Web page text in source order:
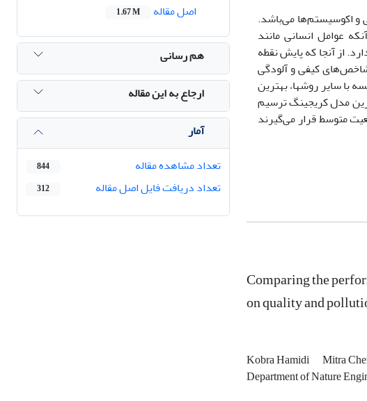
و اکوسیستم‌ها می‌باشد.
عوامل انسانی مانند
از آنجا که پایش نقطه
شاخص‌های کیفی و آلودگی
آب رودخانة کارون از فروردین تا اسفند ماه 1402 در بازة شهرستان باوی پرداخته شد. نتایج نشان داد که روش کریجینگ در مقایسه با سایر روش‎ها، بهترین
مدل کریجینگ ترسیم
متوسط قرار می‌گیرند
Comparing the
on quality and
Kobra Hamidi Mitra
Department of Nature
اصل مقاله
1.67 M
هم رسانی
ارجاع به این مقاله
آمار
تعداد مشاهده مقاله
844
تعداد دریافت فایل اصل مقاله 312